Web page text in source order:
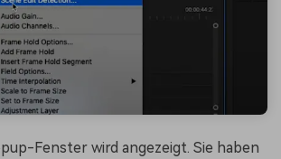
Fenster wird angezeigt. Sie haben